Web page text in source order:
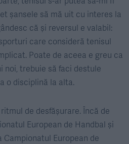
șansele să mă uit cu interes la
că și reversul e valabil:
care consideră tenisul
Poate de aceea e greu ca
noi, trebuie să faci destule
o disciplină la alta.
de desfășurare. Încă de
European de Handbal și
Campionatul European de